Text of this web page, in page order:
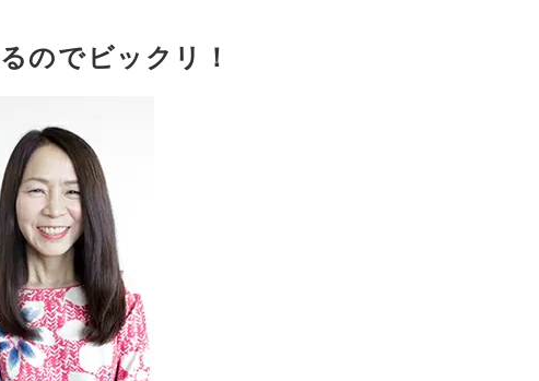
のでビックリ！